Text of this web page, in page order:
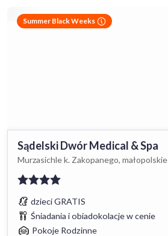
Summer Black Weeks
Sądelski Dwór Medical & Spa
Murzasichle k. Zakopanego, małopolskie
dzieci GRATIS
Śniadania i obiadokolacje w cenie
Pokoje Rodzinne